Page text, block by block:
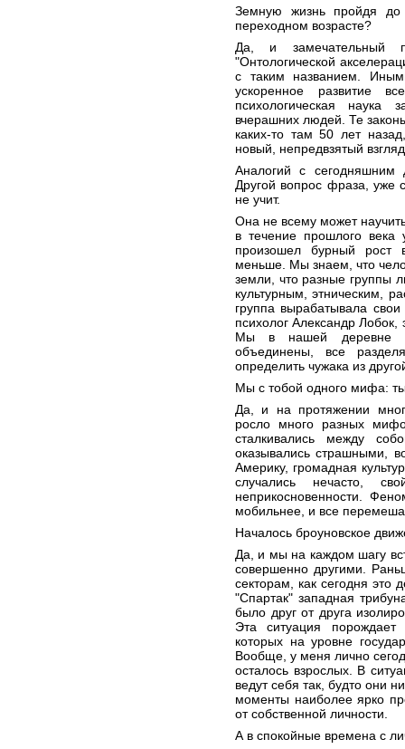
Земную жизнь пройдя до
переходном возрасте?
Да, и замечательный
"Онтологической
с таким названием.
ускоренное развитие
психологическая
вчерашних людей. Те
каких-то там 50 лет
новый, непредвзятый
Аналогий с
Другой вопрос фраза, уже
не учит.
Она не всему может
в течение прошлого века
произошел бурный рост
меньше. Мы знаем, что
земли, что разные группы
культурным, этническим,
группа вырабатывала
психолог Александр Лобок,
Мы в нашей деревне
объединены, все
определить чужака из
Мы с тобой одного мифа:
Да, и на протяжении
росло много разных
сталкивались между
оказывались страшными,
Америку, громадная
случались нечасто,
неприкосновенности.
мобильнее, и все
Началось броуновское
Да, и мы на каждом шагу
совершенно другими.
секторам, как сегодня
"Спартак" западная
было друг от друга
Эта ситуация
которых на уровне
Вообще, у меня лично
осталось взрослых. В
ведут себя так, будто они
моменты наиболее ярко
от собственной личности.
А в спокойные времена с